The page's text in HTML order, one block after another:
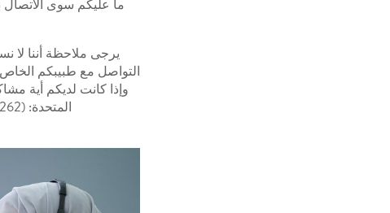
يرجى ملاحظة أننا لا
التواصل مع طبيبكم
وإذا كانت لديكم أية
المتحدة: 800SIMIMAMA (80074646262) (السبت إلى الجمعة، ٩ صباحاً إلى ٦ مساءً).